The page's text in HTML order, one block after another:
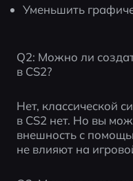
Уменьшить
Q2: Можно ли
в CS2?
Нет, классической
в CS2 нет. Но вы
внешность с
не влияют на